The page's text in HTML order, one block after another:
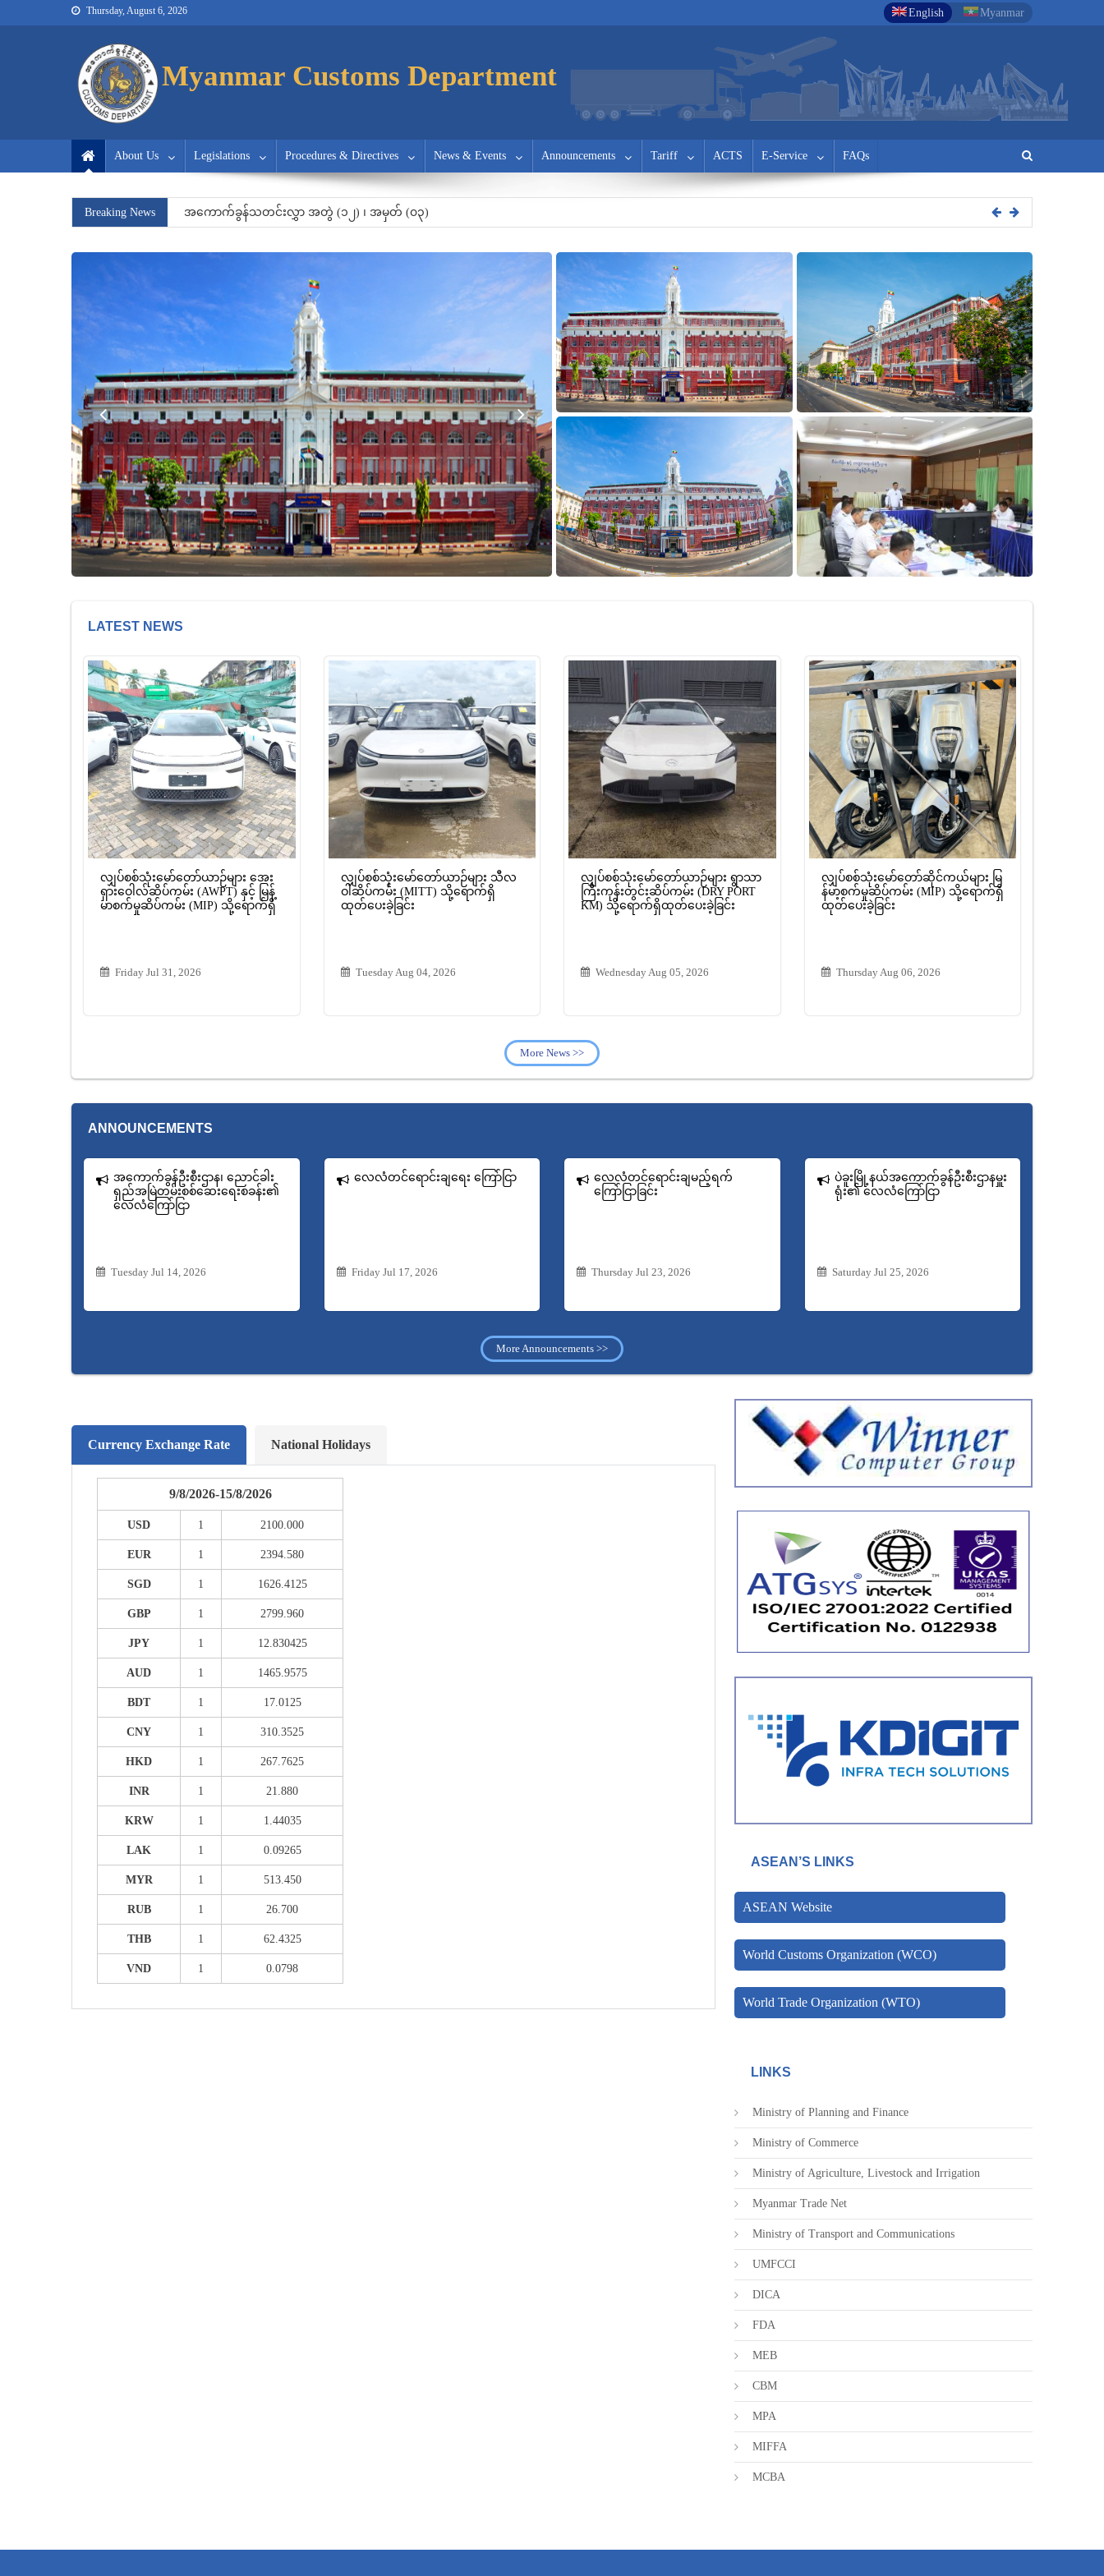
Thursday, August 6, 2026 English Myanmar
Myanmar Customs
Myanmar Customs
Myanmar Customs Department
About Us Legislations Procedures & Directives News & Events Announcements Tariff ACTS E-Service FAQs
Breaking News
အကောက်ခွန်သတင်းလွှာ အတွဲ (၁၁) အမှတ်(၇)
အကောက်ခွန်သတင်းလွှာ အတွဲ (၁၂) ၊ အမှတ် (၀၃)
အကောက်ခွန်သတင်းလွှာ အတွဲ (၁၁) အမှတ်(၇)
အကောက်ခွန်သတင်းလွှာ အတွဲ (၁၂) ၊ အမှတ် (၀၃)
LATEST NEWS
လျှပ်စစ်သုံးမော်တော်ယာဉ်များ အေး
ရှားဝေါလ်ဆိပ်ကမ်း (AWPT) နှင့် မြန့်
မာစက်မှုဆိပ်ကမ်း (MIP) သို့ရောက်ရှိ
Friday Jul 31, 2026
လျှပ်စစ်သုံးမော်တော်ယာဉ်များ သီလ
ဝါဆိပ်ကမ်း (MITT) သို့ရောက်ရှိ
ထုတ်ပေးခဲ့ခြင်း
Tuesday Aug 04, 2026
လျှပ်စစ်သုံးမော်တော်ယာဉ်များ ရွာသာ
ကြီးကုန်းတွင်းဆိပ်ကမ်း (DRY PORT
KM) သို့ရောက်ရှိထုတ်ပေးခဲ့ခြင်း
Wednesday Aug 05, 2026
လျှပ်စစ်သုံးမော်တော်ဆိုင်ကယ်များ မြ
န်မာ့စက်မှုဆိပ်ကမ်း (MIP) သို့ရောက်ရှိ
ထုတ်ပေးခဲ့ခြင်း
Thursday Aug 06, 2026
More News >>
ANNOUNCEMENTS
အကောက်ခွန်ဦးစီးဌာန၊ ညောင်ခါး
ရှည်အမြဲတမ်းစစ်ဆေးရေးစခန်း၏
လေလံကြော်ငြာ
Tuesday Jul 14, 2026
လေလံတင်ရောင်းချရေး ကြော်ငြာ
Friday Jul 17, 2026
လေလံတင်ရောင်းချမည့်ရက်
ကြော်ငြာခြင်း
Thursday Jul 23, 2026
ပဲခူးမြို့နယ်အကောက်ခွန်ဦးစီးဌာနမှူး
ရုံး​၏ လေလံကြော်ငြာ
Saturday Jul 25, 2026
More Announcements >>
Currency Exchange Rate National Holidays
9/8/2026-15/8/2026
USD 1 2100.000
EUR 1 2394.580
SGD 1 1626.4125
GBP 1 2799.960
JPY 1 12.830425
AUD 1 1465.9575
BDT 1 17.0125
CNY 1 310.3525
HKD 1 267.7625
INR 1 21.880
KRW 1 1.44035
LAK 1 0.09265
MYR 1 513.450
RUB 1 26.700
THB 1 62.4325
VND 1 0.0798
ASEAN’S LINKS
ASEAN Website
World Customs Organization (WCO)
World Trade Organization (WTO)
LINKS
Ministry of Planning and Finance
Ministry of Commerce
Ministry of Agriculture, Livestock and Irrigation
Myanmar Trade Net
Ministry of Transport and Communications
UMFCCI
DICA
FDA
MEB
CBM
MPA
MIFFA
MCBA